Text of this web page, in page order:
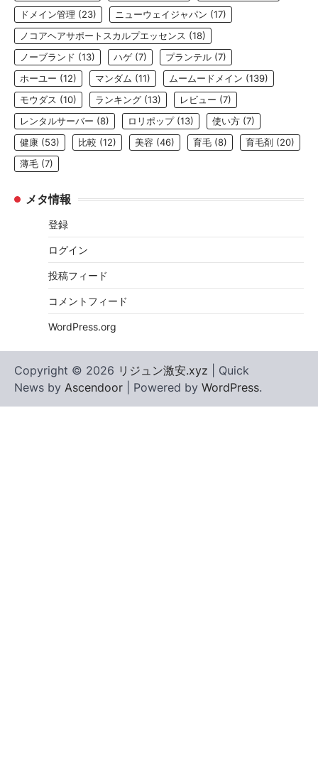
ドメイン管理 (23) ニューウェイジャパン (17)
ノコアヘアサポートスカルプエッセンス (18)
ノーブランド (13) ハゲ (7) プランテル (7)
ホーユー (12) マンダム (11) ムームードメイン (139)
モウダス (10) ランキング (13) レビュー (7)
レンタルサーバー (8) ロリポップ(13) 使い方 (7)
健康 (53) 比較 (12) 美容 (46) 育毛 (8) 育毛剤 (20)
薄毛 (7)
メタ情報
登録
ログイン
投稿フィード
コメントフィード
WordPress.org
Copyright © 2026 リジュン激安.xyz | Quick
News by Ascendoor | Powered by WordPress.